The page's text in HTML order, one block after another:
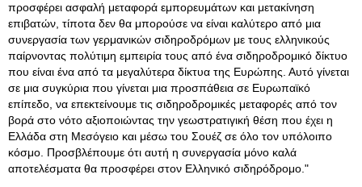
προσφέρει ασφαλή μεταφορά εμπορευμάτων και μετακίνηση
επιβατών, τίποτα δεν θα μπορούσε να είναι καλύτερο από μια
συνεργασία των γερμανικών σιδηροδρόμων με τους ελληνικούς
παίρνοντας πολύτιμη εμπειρία τους από ένα σιδηροδρομικό δίκτυο
που είναι ένα από τα μεγαλύτερα δίκτυα της Ευρώπης. Αυτό γίνεται
σε μια συγκύρια που γίνεται μια προσπάθεια σε Ευρωπαϊκό
επίπεδο, να επεκτείνουμε τις σιδηροδρομικές μεταφορές από τον
βορά στο νότο αξιοποιώντας την γεωστρατιγική θέση που έχει η
Ελλάδα στη Μεσόγειο και μέσω του Σουέζ σε όλο τον υπόλοιπο
κόσμο. Προσβλέπουμε ότι αυτή η συνεργασία μόνο καλά
αποτελέσματα θα προσφέρει στον Ελληνικό σιδηρόδρομο."